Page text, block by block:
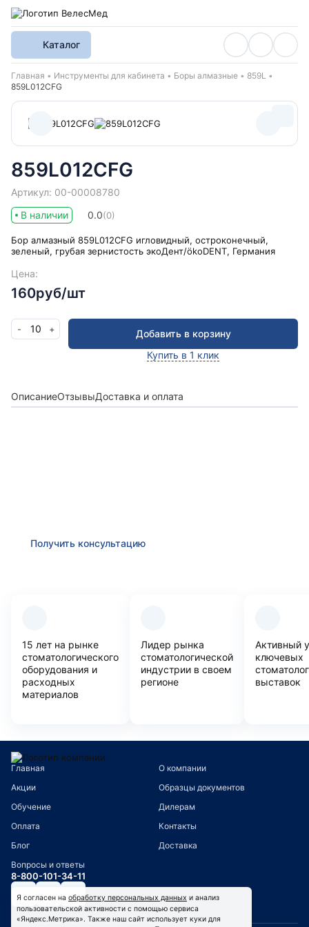
Каталог
Хлебные крошки
Главная Инструменты для кабинета Боры алмазные
859L
859L012CFG
859L012CFG
Артикул: 00-00008780
В наличии
0.0(0)
Бор алмазный 859L012CFG игловидный, остроконечный,
зеленый, грубая зернистость экоДент/ökoDENT, Германия
Цена:
160руб/шт
- 10 +
Добавить в корзину
Купить в 1 клик
ОписаниеОтзывыДоставка и оплата
Получить консультацию
15 лет на рынке
стоматологического
оборудования и
расходных
материалов
Лидер рынка
стоматологической
индустрии в своем
регионе
Активный
ключевых
выставок
Главная
О компании
Акции
Образцы документов
Обучение
Дилерам
Оплата
Контакты
Блог
Доставка
Вопросы и ответы
8-800-101-34-11
Я согласен на обработку персональных данных и анализ
пользовательской активности с помощью сервиса
«Яндекс.Метрика». Также наш сайт использует куки для